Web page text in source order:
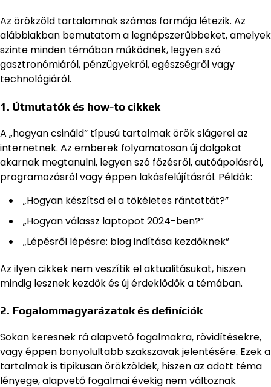
Az örökzöld tartalomnak számos formája létezik. Az
alábbiakban bemutatom a legnépszerűbbeket, amelyek
szinte minden témában működnek, legyen szó
gasztronómiáról, pénzügyekről, egészségről vagy
technológiáról.
1. Útmutatók és how-to cikkek
A „hogyan csináld” típusú tartalmak örök slágerei az
internetnek. Az emberek folyamatosan új dolgokat
akarnak megtanulni, legyen szó főzésről, autóápolásról,
programozásról vagy éppen lakásfelújításról. Példák:
„Hogyan készítsd el a tökéletes rántottát?”
„Hogyan válassz laptopot 2024-ben?”
„Lépésről lépésre: blog indítása kezdőknek”
Az ilyen cikkek nem veszítik el aktualitásukat, hiszen
mindig lesznek kezdők és új érdeklődők a témában.
2. Fogalommagyarázatok és definíciók
Sokan keresnek rá alapvető fogalmakra, rövidítésekre,
vagy éppen bonyolultabb szakszavak jelentésére. Ezek a
tartalmak is tipikusan örökzöldek, hiszen az adott téma
lényege, alapvető fogalmai évekig nem változnak